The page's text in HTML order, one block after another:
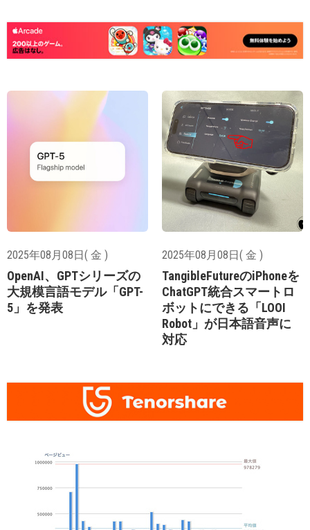
2025年08月08日( 金 )
OpenAI、GPTシリーズの
大規模言語モデル「GPT-
5」を発表
2025年08月08日( 金 )
TangibleFutureのiPhoneを
ChatGPT統合スマートロ
ボットにできる「LOOI
Robot」が日本語音声に
対応